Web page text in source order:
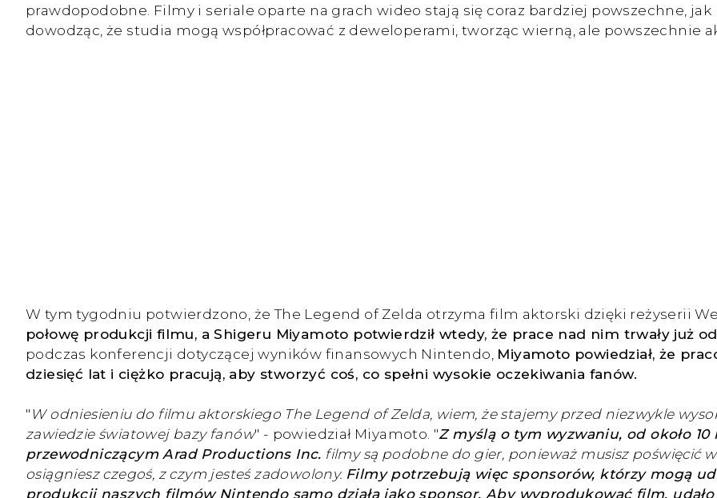
prawdopodobne. Filmy i seriale oparte na grach wideo stają się coraz bardziej powszechne, jak
dowodząc, że studia mogą współpracować z deweloperami, tworząc wierną, ale powszechnie
W tym tygodniu potwierdzono, że The Legend of Zelda otrzyma film aktorski dzięki reżyserii
połowę produkcji filmu, a Shigeru Miyamoto potwierdził wtedy, że prace nad nim trwały już
podczas konferencji dotyczącej wyników finansowych Nintendo, Miyamoto powiedział, że
dziesięć lat i ciężko pracują, aby stworzyć coś, co spełni wysokie oczekiwania fanów.
"W odniesieniu do filmu aktorskiego The Legend of Zelda, wiem, że stajemy przed niezwykle
zawiedzie światowej bazy fanów" - powiedział Miyamoto. "Z myślą o tym wyzwaniu, od około
przewodniczącym Arad Productions Inc. filmy są podobne do gier, ponieważ musisz poświęcić
osiągniesz czegoś, z czym jesteś zadowolony. Filmy potrzebują więc sponsorów, którzy mogą
produkcji naszych filmów Nintendo samo działa jako sponsor. Aby wyprodukować film,